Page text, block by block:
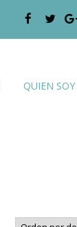
QUIEN SOY